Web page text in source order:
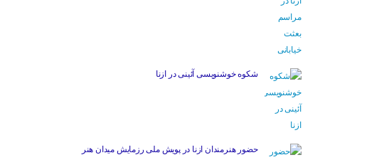
شکوه خوشنویسی آئینی در ازنا
حضور هنرمندان ازنا در پویش ملی رزمایش میدان هنر